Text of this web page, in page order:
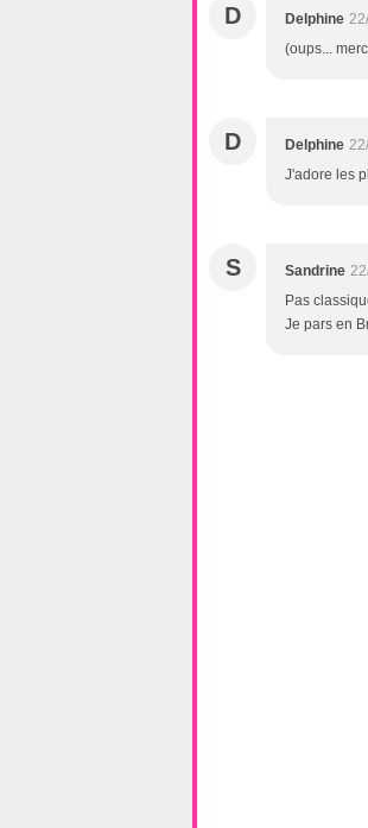
D Delphine
(oups...
D Delphine
J'adore les
S Sandrine
Pas
Je pars en